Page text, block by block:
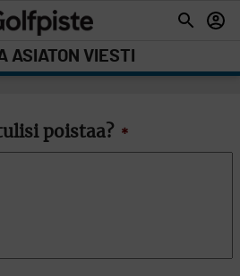
ASIATON VIESTI
poistaa? *